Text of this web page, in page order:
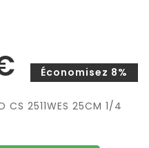
Économisez 8%
CS 2511WES 25CM 1/4